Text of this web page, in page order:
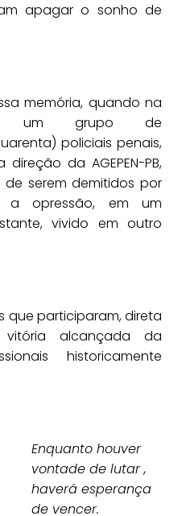
apagar o sonho de
memória, quando na
um grupo de
policiais penais,
da AGEPEN-PB,
de serem demitidos por
a opressão, em um
vivido em outro
participaram, direta
alcançada da
historicamente
Enquanto houver
vontade de lutar ,
haverá esperança
de vencer.